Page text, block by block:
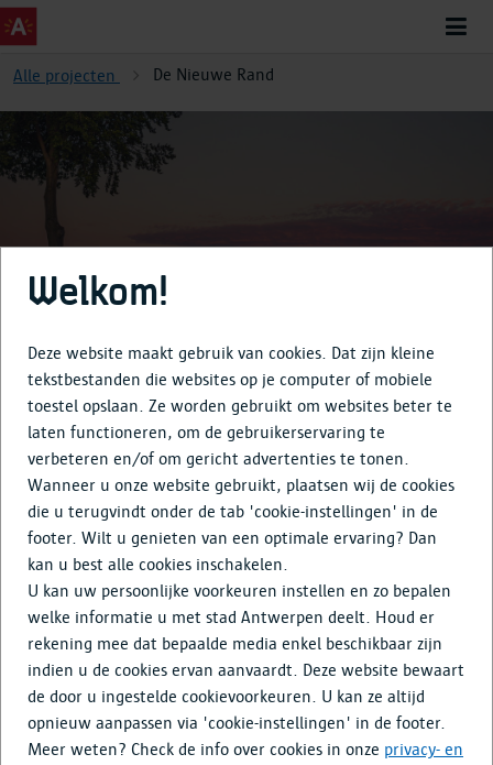
Alle projecten De Nieuwe Rand
De Nieuwe Rand
Over
Tijdlijn
Doe mee
Media & Nieuws
Volgend moment
Er is momenteel geen moment ingepland.
Welkom!
Deze website maakt gebruik van cookies. Dat zijn kleine
tekstbestanden die websites op je computer of mobiele
toestel opslaan. Ze worden gebruikt om websites beter te
laten functioneren, om de gebruikerservaring te
verbeteren en/of om gericht advertenties te tonen.
Wanneer u onze website gebruikt, plaatsen wij de cookies
die u terugvindt onder de tab 'cookie-instellingen' in de
footer. Wilt u genieten van een optimale ervaring? Dan
kan u best alle cookies inschakelen.
U kan uw persoonlijke voorkeuren instellen en zo bepalen
welke informatie u met stad Antwerpen deelt. Houd er
rekening mee dat bepaalde media enkel beschikbaar zijn
indien u de cookies ervan aanvaardt. Deze website bewaart
de door u ingestelde cookievoorkeuren. U kan ze altijd
opnieuw aanpassen via 'cookie-instellingen' in de footer.
Meer weten? Check de info over cookies in onze privacy- en